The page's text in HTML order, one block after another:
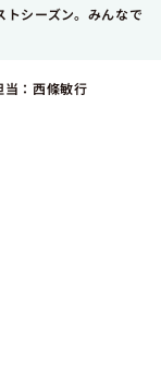
シーズン。みんなで
当：西條敏行